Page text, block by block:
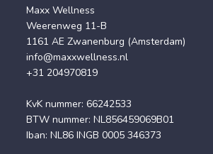
Maxx Wellness
Weerenweg 11-B
1161 AE Zwanenburg (Amsterdam)
info@maxxwellness.nl
+31 204970819
KvK nummer: 66242533
BTW nummer: NL856459069B01
Iban: NL86 INGB 0005 346373